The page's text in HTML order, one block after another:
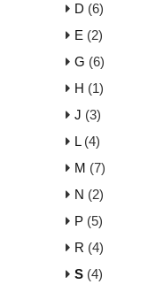
D (6)
E (2)
G (6)
H (1)
J (3)
L(4)
M (7)
N (2)
P (5)
R (4)
S (4)